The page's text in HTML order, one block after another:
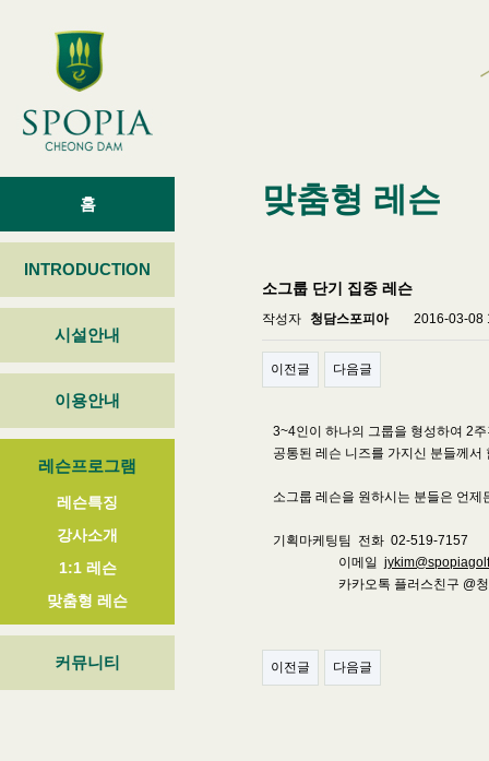
홈
INTRODUCTION
시설안내
이용안내
레슨프로그램
레슨특징
강사소개
1:1 레슨
맞춤형 레슨
커뮤니티
맞춤형 레슨
소그룹 단기 집중 레슨
작성자 청담스포피아 2016-03-08
이전글 다음글
3~4인이 하나의 그룹을 형성하여 2
공통된 레슨 니즈를 가지신 분들께
소그룹 레슨을 원하시는 분들은 언제
기획마케팅팀 전화 02-519-7157
이메일
카카오톡 플러스친구 @청
이전글 다음글